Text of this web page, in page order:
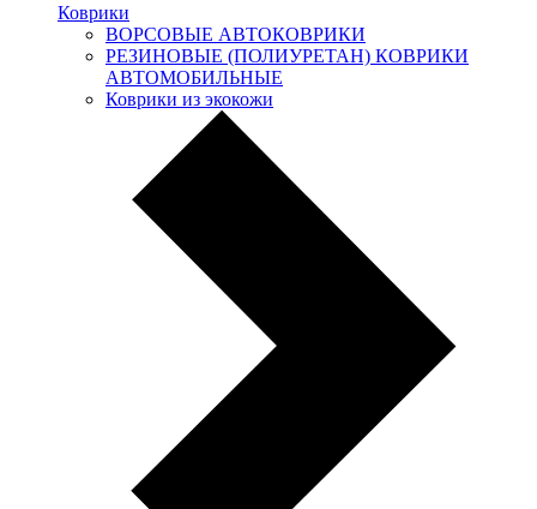
Коврики
ВОРСОВЫЕ АВТОКОВРИКИ
РЕЗИНОВЫЕ (ПОЛИУРЕТАН) КОВРИКИ
АВТОМОБИЛЬНЫЕ
Коврики из экокожи